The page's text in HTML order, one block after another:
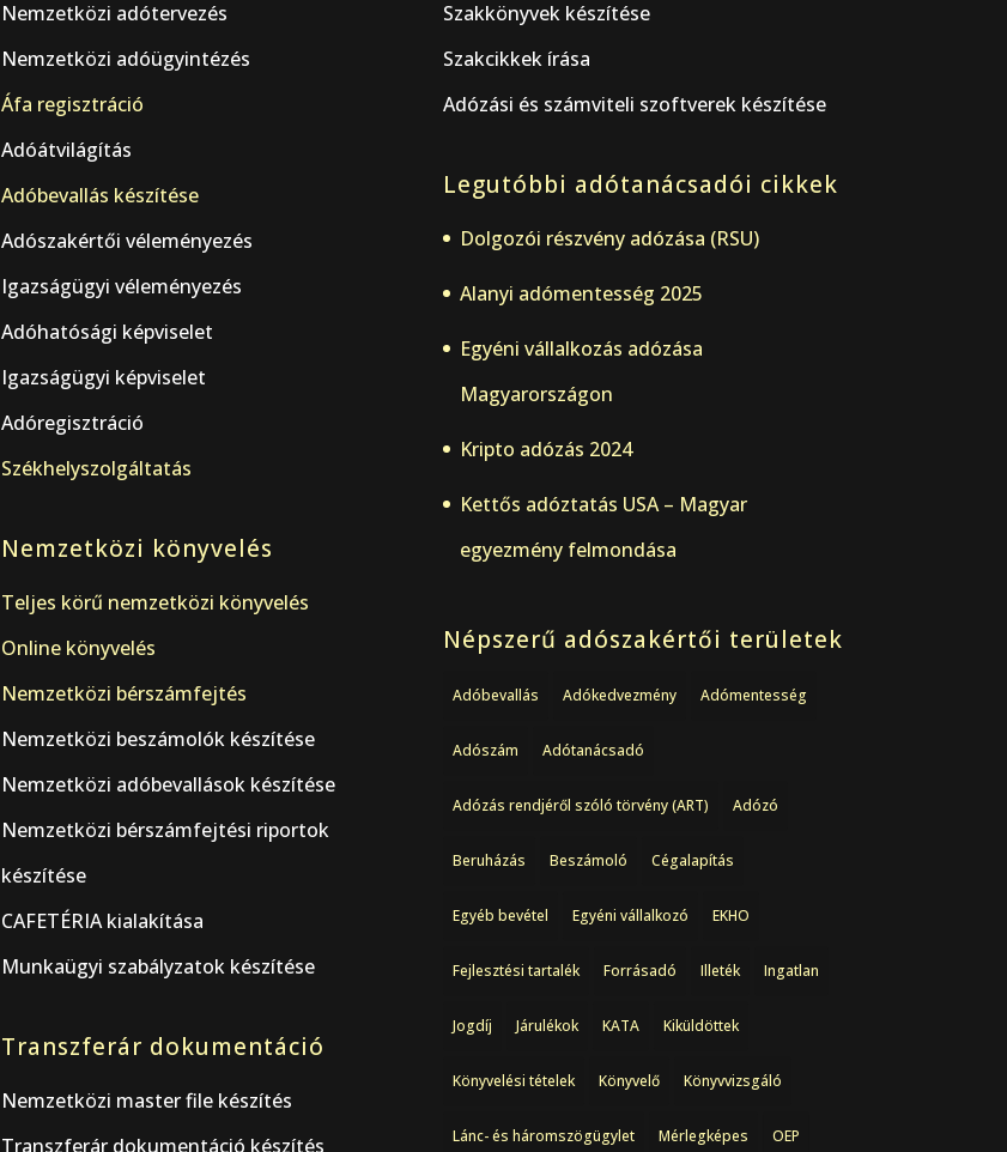
Nemzetközi adótervezés
Nemzetközi adóügyintézés
Áfa regisztráció
Adóátvilágítás
Adóbevallás készítése
Adószakértői véleményezés
Igazságügyi véleményezés
Adóhatósági képviselet
Igazságügyi képviselet
Adóregisztráció
Székhelyszolgáltatás
Nemzetközi könyvelés
Teljes körű nemzetközi könyvelés
Online könyvelés
Nemzetközi bérszámfejtés
Nemzetközi beszámolók készítése
Nemzetközi adóbevallások készítése
Nemzetközi bérszámfejtési riportok
készítése
CAFETÉRIA kialakítása
Munkaügyi szabályzatok készítése
Transzferár dokumentáció
Nemzetközi master file készítés
Transzferár dokumentáció készítés
Szakkönyvek készítése
Szakcikkek írása
Adózási és számviteli szoftverek készítése
Legutóbbi adótanácsadói cikkek
Dolgozói részvény adózása (RSU)
Alanyi adómentesség 2025
Egyéni vállalkozás adózása
Magyarországon
Kripto adózás 2024
Kettős adóztatás USA – Magyar
egyezmény felmondása
Népszerű adószakértői területek
Adóbevallás Adókedvezmény Adómentesség
Adószám Adótanácsadó
Adózás rendjéről szóló törvény (ART) Adózó
Beruházás Beszámoló Cégalapítás
Egyéb bevétel Egyéni vállalkozó EKHO
Fejlesztési tartalék Forrásadó Illeték Ingatlan
Jogdíj Járulékok KATA Kiküldöttek
Könyvelési tételek Könyvelő Könyvvizsgáló
Lánc- és háromszögügylet Mérlegképes OEP